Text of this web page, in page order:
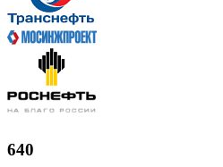
640